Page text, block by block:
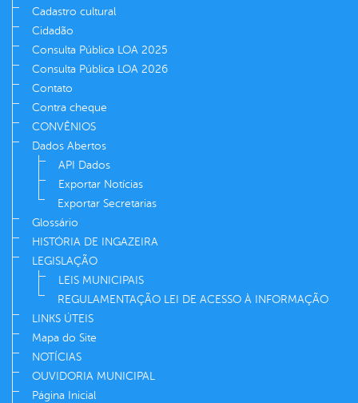
Cadastro cultural
Cidadão
Consulta Pública LOA 2025
Consulta Pública LOA 2026
Contato
Contra cheque
CONVÊNIOS
Dados Abertos
API Dados
Exportar Notícias
Exportar Secretarias
Glossário
HISTÓRIA DE INGAZEIRA
LEGISLAÇÃO
LEIS MUNICIPAIS
REGULAMENTAÇÃO LEI DE ACESSO À INFORMAÇÃO
LINKS ÚTEIS
Mapa do Site
NOTÍCIAS
OUVIDORIA MUNICIPAL
Página Inicial